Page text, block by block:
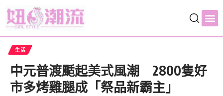
生活
中元普渡颳起美式風潮 2800隻好
市多烤雞腿成「祭品新霸主」